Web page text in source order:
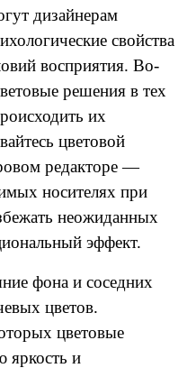
дизайнерам
свойства
восприятия. Во-
решения в тех
их
цветовой
редакторе —
носителях при
неожиданных
эффект.
фона и соседних
цветов.
цветовые
яркость и